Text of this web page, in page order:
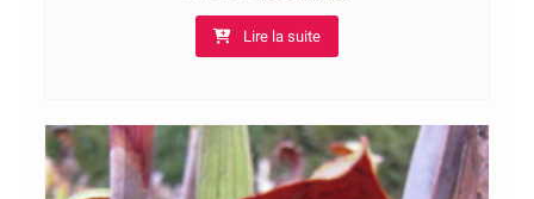
Lire la suite